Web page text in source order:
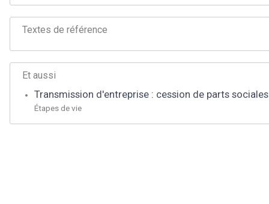
Textes de référence
Et aussi
Transmission d'entreprise : cession de parts
Étapes de vie